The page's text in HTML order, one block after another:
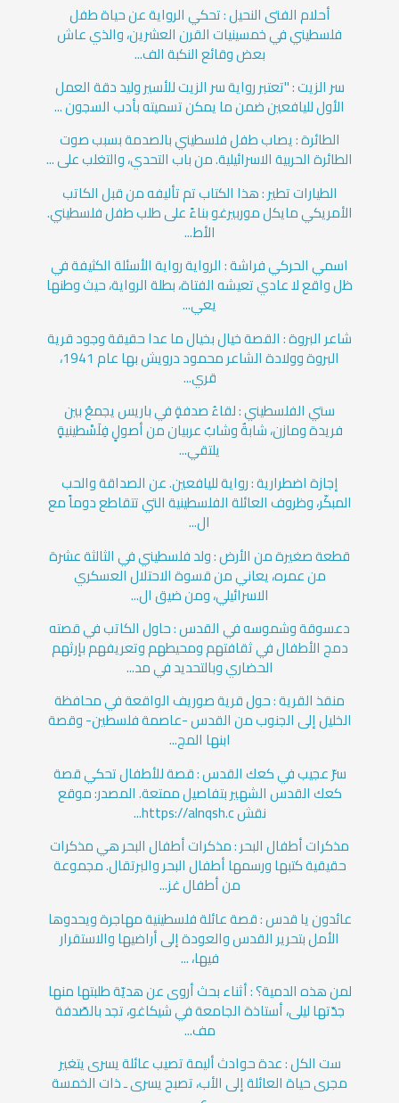
أحلام الفتى النحيل : تحكي الرواية عن حياة طفل
فلسطيني في خمسينيات القرن العشرين، والذي عاش
بعض وقائع النكبة الف...
سر الزيت : "تعتبر رواية سر الزيت للأسير وليد دقة العمل
الأول لليافعين ضمن ما يمكن تسميته بأدب السجون ...
الطائرة : يصاب طفل فلسطيني بالصدمة بسبب صوت
الطائرة الحربية الاسرائيلية. من باب التحدي، والتغلب على ...
الطيارات تطير : هذا الكتاب تم تأليفه من قبل الكاتب
الأمريكي مايكل موربيرغو بناءً على طلب طفل فلسطيني.
الأط...
اسمي الحركي فراشة : الرواية رواية الأسئلة الكثيفة في
ظل واقع لا عادي تعيشه الفتاة، بطلة الرواية، حيث وطنها
يعي...
شاعر البروة : القصة خيال بخيال ما عدا حقيقة وجود قرية
البروة وولادة الشاعر محمود درويش بها عام 1941،
قري...
ستي الفلسطيني : لقاءُ صدفةٍ في باريس يجمعُ بين
فريدة ومازن، شابةٌ وشابٌ عربيان من أصولٍ فِلَسْطينيةٍ
يلتقي...
إجازة اضطرارية : رواية لليافعين. عن الصداقة والحب
المبكّر، وظروف العائلة الفلسطينية التي تتقاطع دوماً مع
ال...
قطعة صغيرة من الأرض : ولد فلسطيني في الثالثة عشرة
من عمره، يعاني من قسوة الاحتلال العسكري
الاسرائيلي، ومن ضيق ال...
دعسوقة وشموسه في القدس : حاول الكاتب في قصته
دمج الأطفال في ثقافتهم ومحيطهم وتعريفهم بإرثهم
الحضاري وبالتحديد في مد...
منقذ القرية : حول قرية صوريف الواقعة في محافظة
الخليل إلى الجنوب من القدس -عاصمة فلسطين- وقصة
ابنها المج...
سرّ عجيب في كعك القدس : قصة للأطفال تحكي قصة
كعك القدس الشهير بتفاصيل ممتعة. المصدر: موقع
نقش https://alnqsh.c...
مذكرات أطفال البحر : مذكرات أطفال البحر هي مذكرات
حقيقية كتبها ورسمها أطفال البحر والبرتقال. مجموعة
من أطفال غز...
عائدون يا قدس : قصة عائلة فلسطينية مهاجرة ويحدوها
الأمل بتحرير القدس والعودة إلى أراضيها والاستقرار
فيها، ...
لمن هذه الدمية؟ : أثناء بحث أروى عن هديّة طلبتها منها
جدّتها ليلى، أستاذة الجامعة في شيكاغو، تجد بالصّدفة
مف...
ست الكل : عدة حوادث أليمة تصيب عائلة يسرى يتغير
مجرى حياة العائلة إلى الأب، تصبح يسرى ـ ذات الخمسة